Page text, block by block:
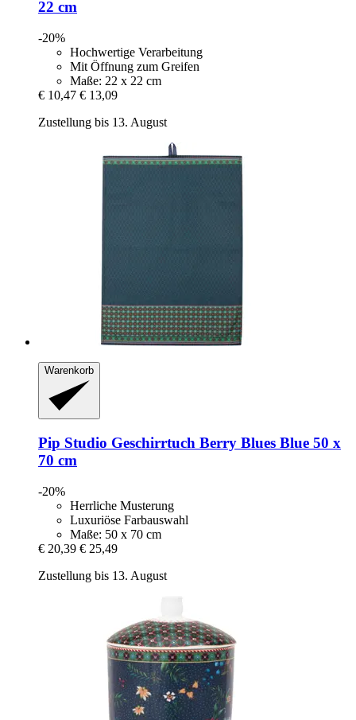
22 cm
-20%
Hochwertige Verarbeitung
Mit Öffnung zum Greifen
Maße: 22 x 22 cm
€ 10,47 € 13,09
Zustellung bis 13. August
Warenkorb
Pip Studio Geschirrtuch Berry Blues Blue 50 x
70 cm
-20%
Herrliche Musterung
Luxuriöse Farbauswahl
Maße: 50 x 70 cm
€ 20,39 € 25,49
Zustellung bis 13. August